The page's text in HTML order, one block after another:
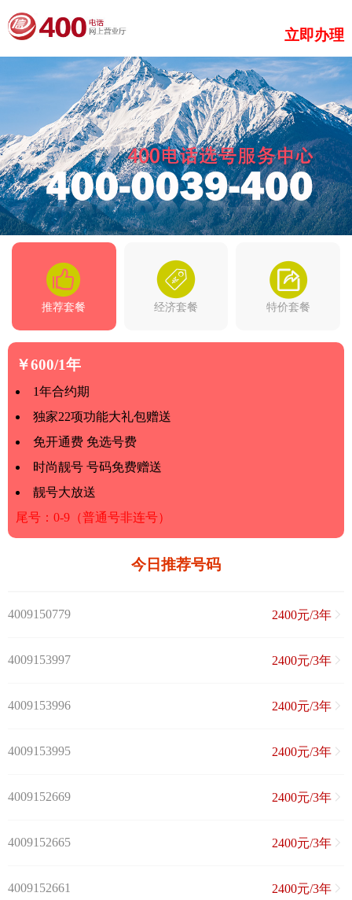
立即办理
推荐套餐 经济套餐 特价套餐
￥600/1年
1年合约期
独家22项功能大礼包赠送
免开通费 免选号费
时尚靓号 号码免费赠送
靓号大放送
尾号：0-9（普通号非连号）
今日推荐号码
4009150779 2400元/3年
4009153997 2400元/3年
4009153996 2400元/3年
4009153995 2400元/3年
4009152669 2400元/3年
4009152665 2400元/3年
4009152661 2400元/3年